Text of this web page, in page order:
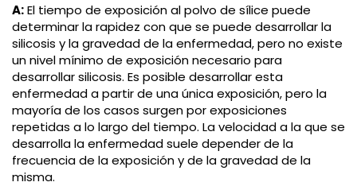
A:El tiempo de exposición al polvo de sílice puede
determinar la rapidez con que se puede desarrollar la
silicosis y la gravedad de la enfermedad, pero no existe
un nivel mínimo de exposición necesario para
desarrollar silicosis. Es posible desarrollar esta
enfermedad a partir de una única exposición, pero la
mayoría de los casos surgen por exposiciones
repetidas a lo largo del tiempo. La velocidad a la que se
desarrolla la enfermedad suele depender de la
frecuencia de la exposición y de la gravedad de la
misma.